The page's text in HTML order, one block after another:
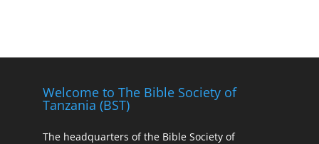
Welcome to The Bible Society of
Tanzania (BST)
The headquarters of the Bible Society of